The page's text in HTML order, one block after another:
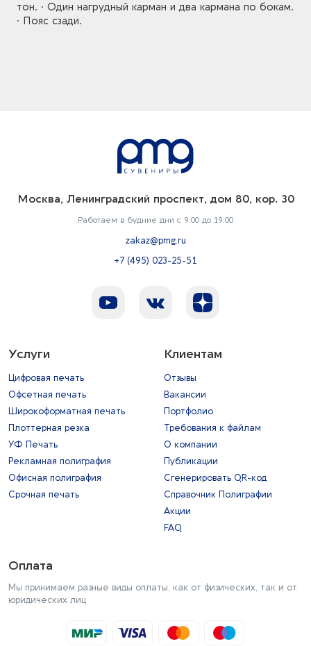
тон. · Один нагрудный карман и два кармана по бокам.
· Пояс сзади.
Москва, Ленинградский проспект, дом 80, кор. 30
Работаем в будние дни с 9:00 до 19:00
zakaz@pmg.ru
+7 (495) 023-25-51
Услуги
Цифровая печать
Офсетная печать
Широкоформатная печать
Плоттерная резка
УФ Печать
Рекламная полиграфия
Офисная полиграфия
Срочная печать
Клиентам
Отзывы
Вакансии
Портфолио
Требования к файлам
О компании
Публикации
Сгенерировать QR-код
Справочник Полиграфии
Акции
FAQ
Оплата
Мы принимаем разные виды оплаты, как от физических, так и от
юридических лиц